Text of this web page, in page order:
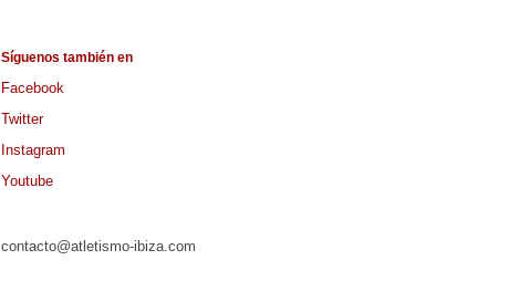
Síguenos también en
Facebook
Twitter
Instagram
Youtube
contacto@atletismo-ibiza.com